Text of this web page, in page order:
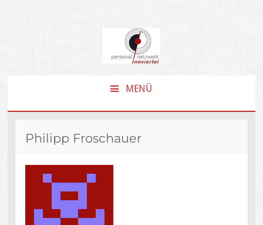
MENÜ
INHALT
Philipp Froschauer